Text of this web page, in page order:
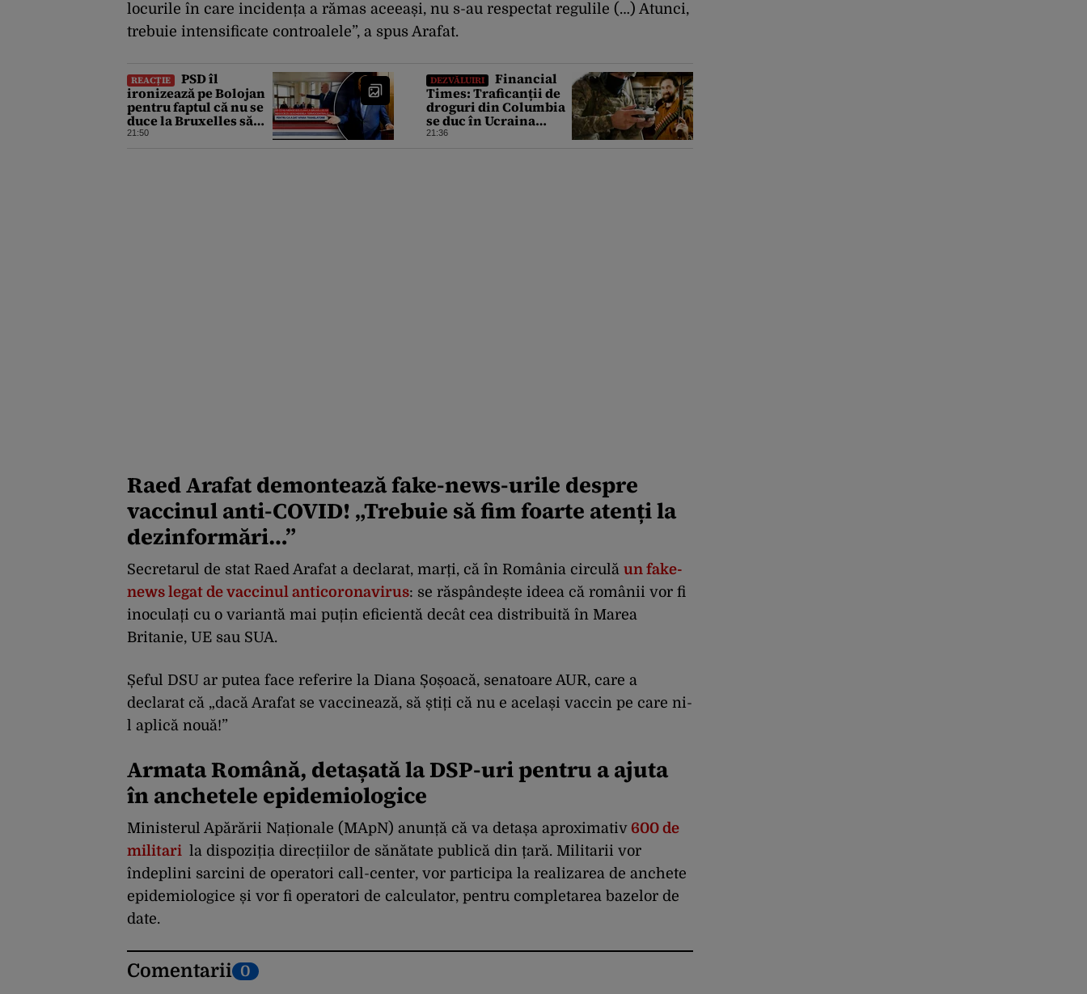
locurile în care incidența a rămas aceeași, nu s-au respectat regulile (…) Atunci,
trebuie intensificate controalele”, a spus Arafat.
REACȚIE
PSD îl
ironizează pe Bolojan
pentru faptul că nu se
duce la Bruxelles să
negocieze
21:50
DEZVĂLUIRI
Financial
Times: Traficanții de
droguri din Columbia
se duc în Ucraina
pentru a căuta
21:36
Raed Arafat demontează fake-news-urile despre
vaccinul anti-COVID! „Trebuie să fim foarte atenți la
dezinformări…”
Secretarul de stat Raed Arafat a declarat, marți, că în România circulă un fake-
news legat de vaccinul anticoronavirus: se răspândește ideea că românii vor fi
inoculați cu o variantă mai puțin eficientă decât cea distribuită în Marea
Britanie, UE sau SUA.
Șeful DSU ar putea face referire la Diana Șoșoacă, senatoare AUR, care a
declarat că „dacă Arafat se vaccinează, să știți că nu e același vaccin pe care ni-
l aplică nouă!”
Armata Română, detașată la DSP-uri pentru a ajuta
în anchetele epidemiologice
Ministerul Apărării Naționale (MApN) anunță că va detașa aproximativ 600 de
militari la dispoziția direcțiilor de sănătate publică din țară. Militarii vor
îndeplini sarcini de operatori call-center, vor participa la realizarea de anchete
epidemiologice și vor fi operatori de calculator, pentru completarea bazelor de
date.
Comentarii 0